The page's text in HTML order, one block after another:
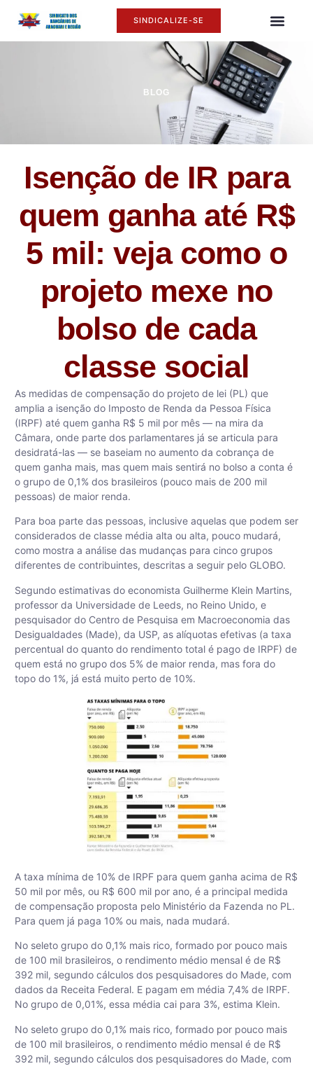
SINDICALIZE-SE
BLOG
Isenção de IR para
quem ganha até R$
5 mil: veja como o
projeto mexe no
bolso de cada
classe social
As medidas de compensação do projeto de lei (PL) que
amplia a isenção do Imposto de Renda da Pessoa Física
(IRPF) até quem ganha R$ 5 mil por mês — na mira da
Câmara, onde parte dos parlamentares já se articula para
desidratá-las — se baseiam no aumento da cobrança de
quem ganha mais, mas quem mais sentirá no bolso a conta é
o grupo de 0,1% dos brasileiros (pouco mais de 200 mil
pessoas) de maior renda.
Para boa parte das pessoas, inclusive aquelas que podem ser
considerados de classe média alta ou alta, pouco mudará,
como mostra a análise das mudanças para cinco grupos
diferentes de contribuintes, descritas a seguir pelo GLOBO.
Segundo estimativas do economista Guilherme Klein Martins,
professor da Universidade de Leeds, no Reino Unido, e
pesquisador do Centro de Pesquisa em Macroeconomia das
Desigualdades (Made), da USP, as alíquotas efetivas (a taxa
percentual do quanto do rendimento total é pago de IRPF) de
quem está no grupo dos 5% de maior renda, mas fora do
topo do 1%, já está muito perto de 10%.
A taxa mínima de 10% de IRPF para quem ganha acima de R$
50 mil por mês, ou R$ 600 mil por ano, é a principal medida
de compensação proposta pelo Ministério da Fazenda no PL.
Para quem já paga 10% ou mais, nada mudará.
No seleto grupo do 0,1% mais rico, formado por pouco mais
de 100 mil brasileiros, o rendimento médio mensal é de R$
392 mil, segundo cálculos dos pesquisadores do Made, com
dados da Receita Federal. E pagam em média 7,4% de IRPF.
No grupo de 0,01%, essa média cai para 3%, estima Klein.
No seleto grupo do 0,1% mais rico, formado por pouco mais
de 100 mil brasileiros, o rendimento médio mensal é de R$
392 mil, segundo cálculos dos pesquisadores do Made, com